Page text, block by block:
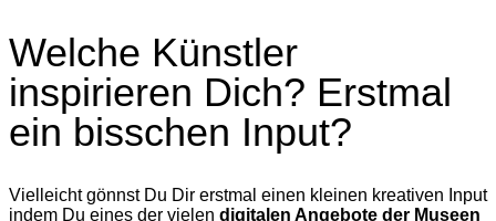
Welche Künstler
inspirieren Dich? Erstmal
ein bisschen Input?
Vielleicht gönnst Du Dir erstmal einen kleinen kreativen Input
indem Du eines der vielen digitalen Angebote der Museen